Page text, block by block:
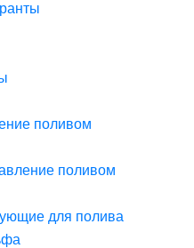
поливом
поливом
для полива